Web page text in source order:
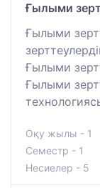
Ғылыми
Ғылыми
Ғылыми
Ғылыми
Оқу жылы - 1
Семестр - 1
Несиелер - 5